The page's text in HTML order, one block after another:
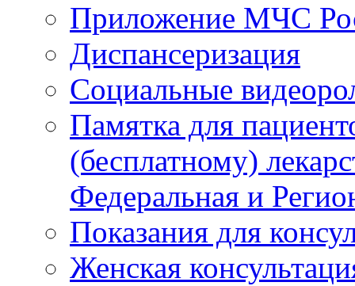
Приложение МЧС
Диспансеризация
Социальные
Памятка для
(бесплатному)
Федеральная и
Показания для
Женская